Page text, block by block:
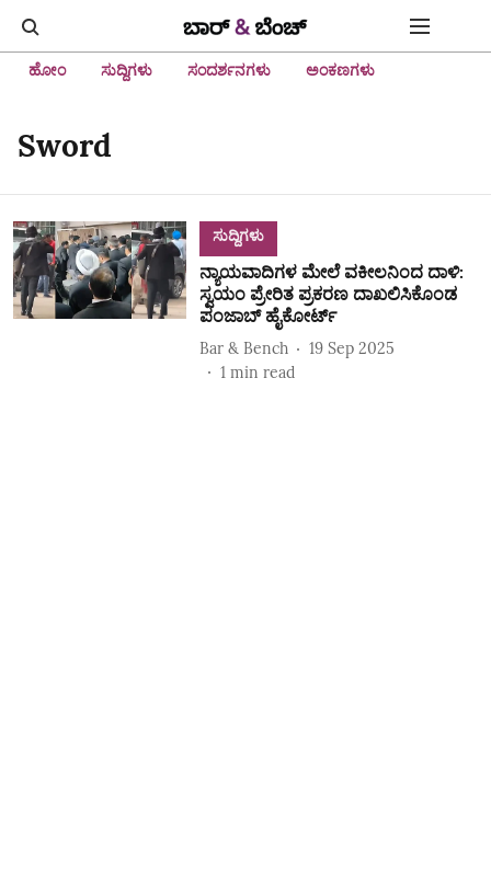
ಹೋಂ ಸುದ್ದಿಗಳು ಸಂದರ್ಶನಗಳು ಅಂಕಣಗಳು
Sword
ಸುದ್ದಿಗಳು
ನ್ಯಾಯವಾದಿಗಳ ಮೇಲೆ ವಕೀಲನಿಂದ ದಾಳಿ:
ಸ್ವಯಂ ಪ್ರೇರಿತ ಪ್ರಕರಣ ದಾಖಲಿಸಿಕೊಂಡ
ಪಂಜಾಬ್ ಹೈಕೋರ್ಟ್
Bar & Bench
19 Sep 2025
1 min read